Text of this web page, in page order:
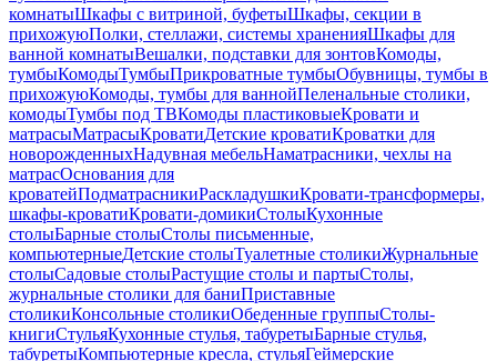
комнатыШкафы с витриной, буфетыШкафы, секции в
прихожуюПолки, стеллажи, системы храненияШкафы для
ванной комнатыВешалки, подставки для зонтовКомоды,
тумбыКомодыТумбыПрикроватные тумбыОбувницы, тумбы в
прихожуюКомоды, тумбы для ваннойПеленальные столики,
комодыТумбы под ТВКомоды пластиковыеКровати и
матрасыМатрасыКроватиДетские кроватиКроватки для
новорожденныхНадувная мебельНаматрасники, чехлы на
матрасОснования для
кроватейПодматрасникиРаскладушкиКровати-трансформеры,
шкафы-кроватиКровати-домикиСтолыКухонные
столыБарные столыСтолы письменные,
компьютерныеДетские столыТуалетные столикиЖурнальные
столыСадовые столыРастущие столы и партыСтолы,
журнальные столики для баниПриставные
столикиКонсольные столикиОбеденные группыСтолы-
книгиСтульяКухонные стулья, табуретыБарные стулья,
табуретыКомпьютерные кресла, стульяГеймерские